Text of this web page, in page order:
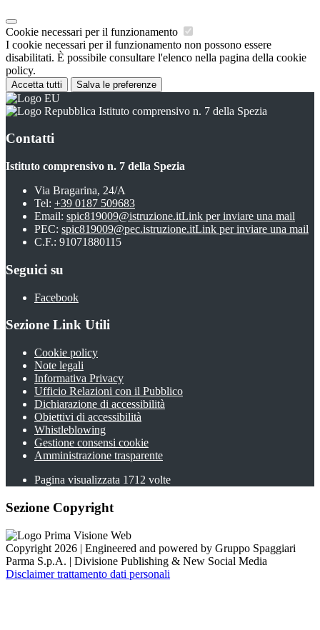
Cookie necessari per il funzionamento
I cookie necessari per il funzionamento non possono essere
disabilitati. È possibile consultare l'elenco nella pagina della cookie
policy.
Accetta tutti Salva le preferenze
Istituto comprensivo n. 7 della Spezia
Contatti
Istituto comprensivo n. 7 della Spezia
Via Bragarina, 24/A
Tel: +39 0187 509683
Email: spic819009@istruzione.itLink per inviare una mail
PEC: spic819009@pec.istruzione.itLink per inviare una mail
C.F.: 91071880115
Seguici su
Facebook
Sezione Link Utili
Cookie policy
Note legali
Informativa Privacy
Ufficio Relazioni con il Pubblico
Dichiarazione di accessibilità
Obiettivi di accessibilità
Whistleblowing
Gestione consensi cookie
Amministrazione trasparente
Pagina visualizzata 1712 volte
Sezione Copyright
Copyright 2026 | Engineered and powered by Gruppo Spaggiari
Parma S.p.A. | Divisione Publishing & New Social Media
Disclaimer trattamento dati personali